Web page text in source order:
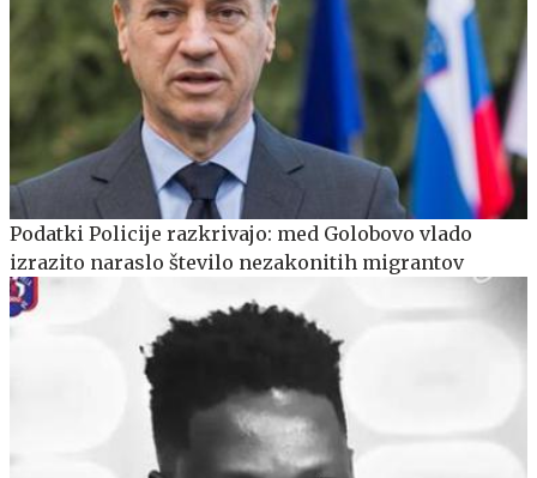
Podatki Policije razkrivajo: med Golobovo vlado
izrazito naraslo število nezakonitih migrantov